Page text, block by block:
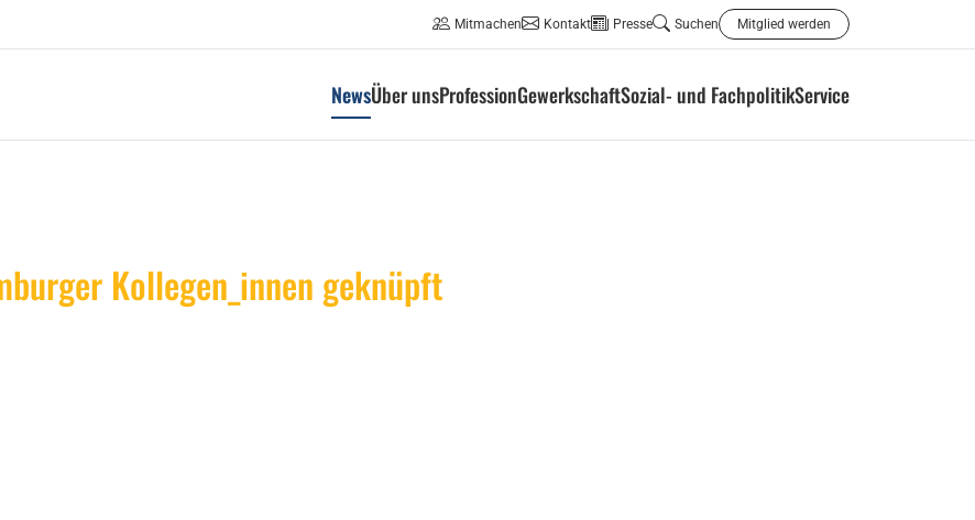
Mitmachen Kontakt Presse Suchen Mitglied werden
NewsÜber unsProfessionGewerkschaftSozial- und FachpolitikService
Kollegen_innen geknüpft